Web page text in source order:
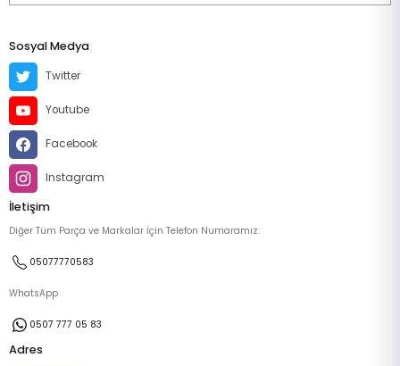
Sosyal Medya
Twitter
Youtube
Facebook
Instagram
İletişim
Diğer Tüm Parça ve Markalar İçin Telefon Numaramız:
05077770583
WhatsApp
0507 777 05 83
Adres